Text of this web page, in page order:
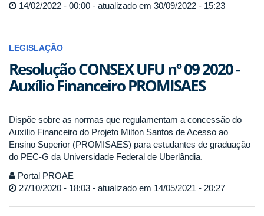
14/02/2022 - 00:00 - atualizado em 30/09/2022 - 15:23
LEGISLAÇÃO
Resolução CONSEX UFU nº 09 2020 -
Auxílio Financeiro PROMISAES
Dispõe sobre as normas que regulamentam a concessão do
Auxílio Financeiro do Projeto Milton Santos de Acesso ao
Ensino Superior (PROMISAES) para estudantes de graduação
do PEC-G da Universidade Federal de Uberlândia.
Portal PROAE
27/10/2020 - 18:03 - atualizado em 14/05/2021 - 20:27